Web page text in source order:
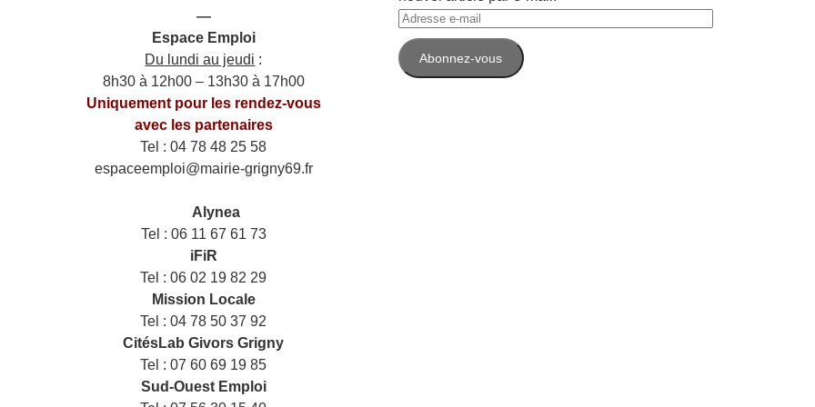
—
Espace Emploi
Du lundi au jeudi :
8h30 à 12h00 – 13h30 à 17h00
Uniquement pour les rendez-vous
avec les partenaires
Tel : 04 78 48 25 58
espaceemploi@mairie-grigny69.fr
Alynea
Tel : 06 11 67 61 73
iFiR
Tel : 06 02 19 82 29
Mission Locale
Tel : 04 78 50 37 92
CitésLab Givors Grigny
Tel : 07 60 69 19 85
Sud-Ouest Emploi
Adresse
e-
mailAbonnez-vous